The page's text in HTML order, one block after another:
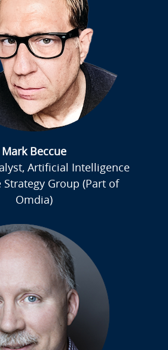
Mark Beccue
Artificial Intelligence
Strategy Group (Part of
Omdia)